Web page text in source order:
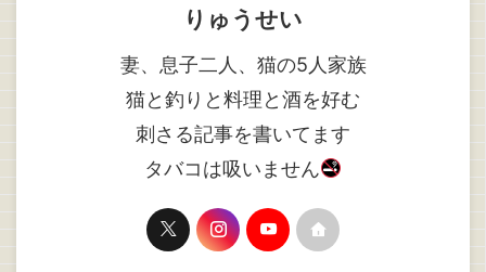
りゅうせい
妻、息子二人、猫の5人家族
猫と釣りと料理と酒を好む
刺さる記事を書いてます
タバコは吸いません